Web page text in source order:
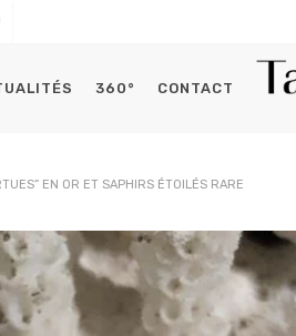
Histoires
360° CONTACT
EN OR ET SAPHIRS ÉTOILÉS RARE